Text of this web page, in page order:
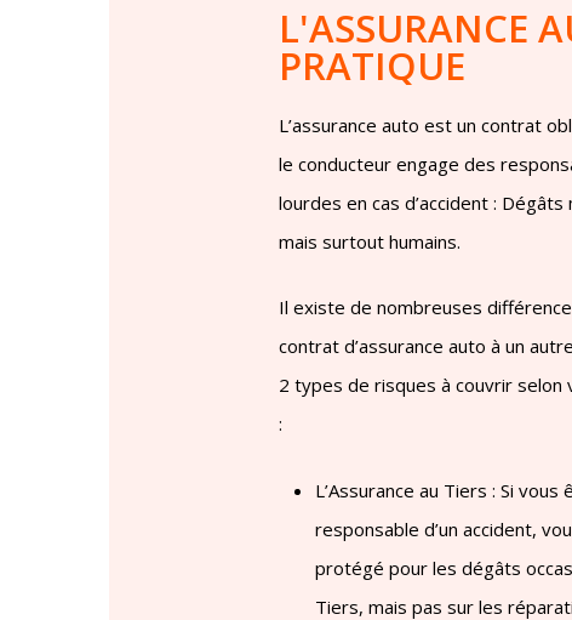
L'ASSURANCE
PRATIQUE
L’assurance auto est un contrat
le conducteur engage des
lourdes en cas d’accident : Dégâts
mais surtout humains.
Il existe de nombreuses
contrat d’assurance auto à un
2 types de risques à couvrir selon
:
L’Assurance au Tiers : Si vous
responsable d’un accident,
protégé pour les dégâts
Tiers, mais pas sur les